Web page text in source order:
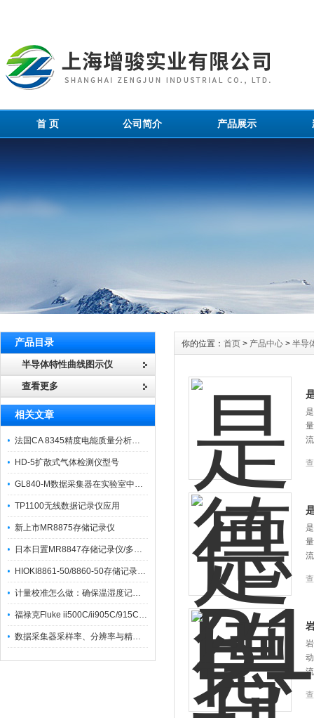
首 页 公司简介 产品展示
产品目录
半导体特性曲线图示仪
查看更多
相关文章
法国CA 8345精度电能质量分析仪主要功能介绍
HD-5扩散式气体检测仪型号
GL840-M数据采集器在实验室中的应用优势
TP1100无线数据记录仪应用
新上市MR8875存储记录仪
日本日置MR8847存储记录仪/多通道记录仪特点和应用
HIOKI8861-50/8860-50存储记录仪主要特点和应用
计量校准怎么做：确保温湿度记录仪数据准确的周期检定流程
福禄克Fluke ii500C/ii905C/915C声学成像仪上市通知
数据采集器采样率、分辨率与精度的关系详解
你的位置： 首页 > 产品中心 > 半导